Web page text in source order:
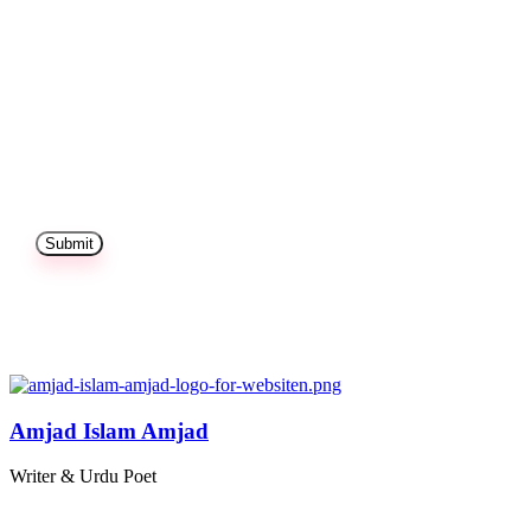
Amjad Islam Amjad
Writer & Urdu Poet